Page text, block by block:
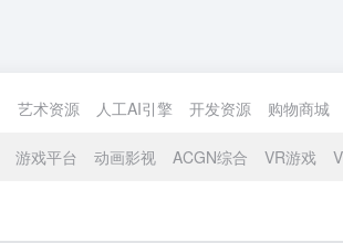
艺术资源 人工AI引擎 开发资源 购物商城
游戏平台 动画影视 ACGN综合 VR游戏